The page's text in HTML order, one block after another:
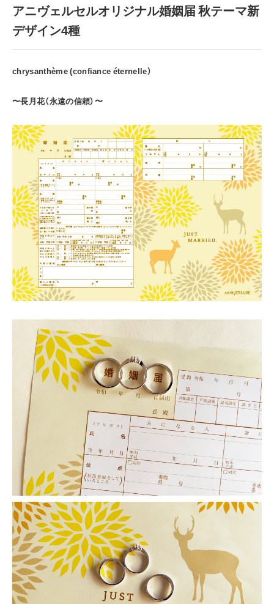
アニヴェルセルオリジナル婚姻届 秋テーマ新
デザイン4種
chrysanthème (confiance éternelle）
〜長月花（永遠の信頼）〜